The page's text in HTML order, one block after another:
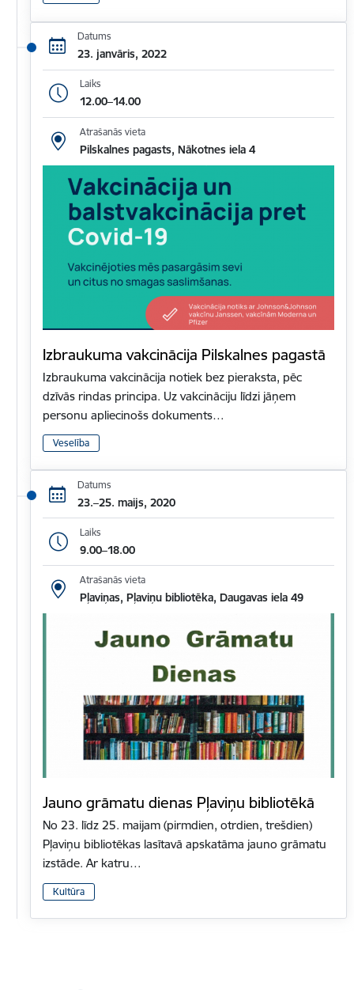
Datums
23. janvāris, 2022
Laiks
12.00–14.00
Atrašanās vieta
Pilskalnes pagasts, Nākotnes iela 4
Izbraukuma vakcinācija Pilskalnes pagastā
Izbraukuma vakcinācija notiek bez pieraksta, pēc
dzīvās rindas principa. Uz vakcināciju līdzi jāņem
personu apliecinošs dokuments…
Veselība
Datums
23.–25. maijs, 2020
Laiks
9.00–18.00
Atrašanās vieta
Pļaviņas, Pļaviņu bibliotēka, Daugavas iela 49
Jauno grāmatu dienas Pļaviņu bibliotēkā
No 23. līdz 25. maijam (pirmdien, otrdien, trešdien)
Pļaviņu bibliotēkas lasītavā apskatāma jauno grāmatu
izstāde. Ar katru…
Kultūra